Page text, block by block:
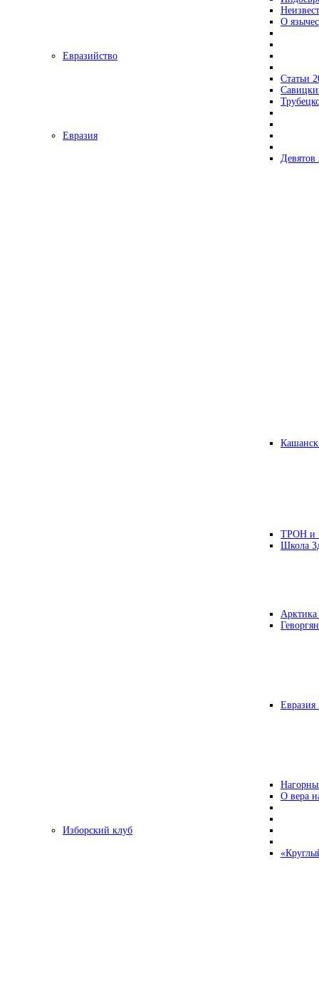
О
Евразийство
Статьи
Евразия
ТРОН и
Школа
Евразия
О вера
Изборский клуб